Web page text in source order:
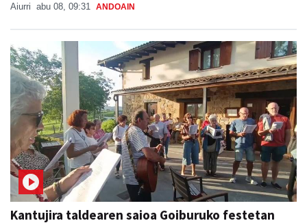
Aiurri abu 08, 09:31 ANDOAIN
Kantujira taldearen saioa Goiburuko festetan